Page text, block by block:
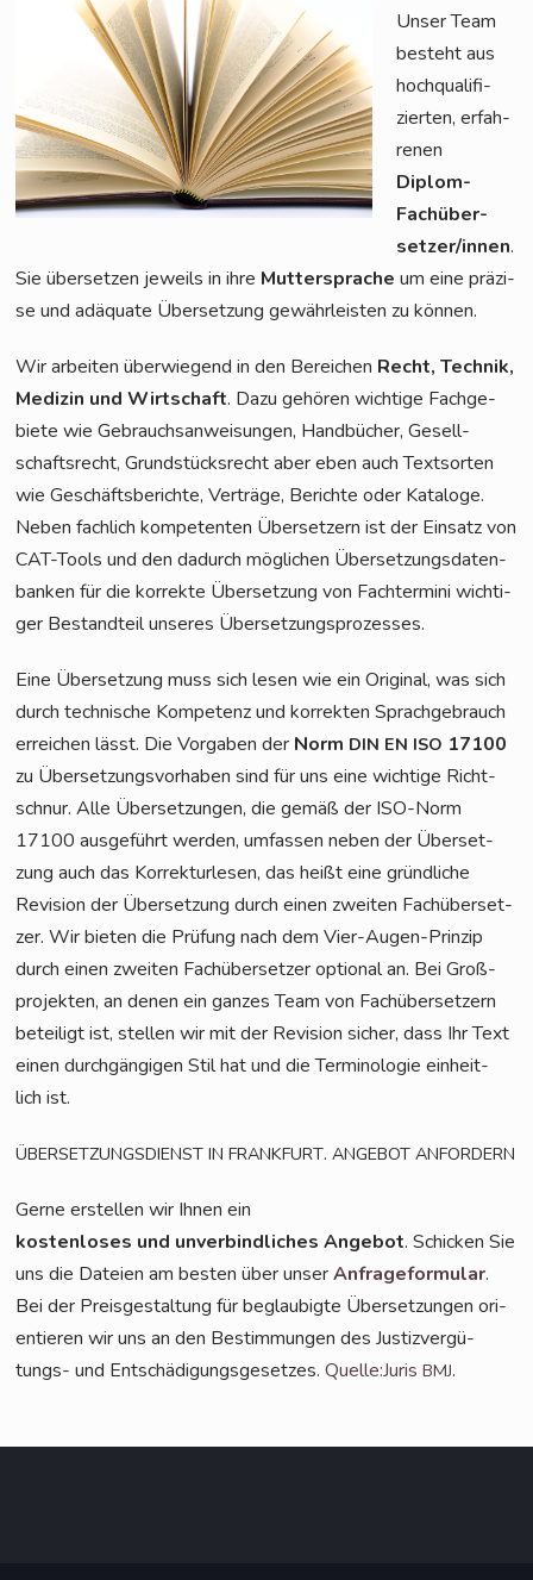
Unser Team
besteht aus
hoch­qua­li­fi­
zier­ten, erfah­
re­nen
Diplom-
Fach­über­
set­zer/in­nen.
Sie über­set­zen jeweils in ihre Mut­ter­spra­che um eine prä­zi­
se und adäqua­te Über­set­zung gewähr­leis­ten zu können.
Wir arbei­ten über­wie­gend in den Berei­chen Recht, Tech­nik,
Medi­zin und Wirt­schaft. Dazu gehö­ren wich­ti­ge Fach­ge­
bie­te wie Gebrauchs­an­wei­sun­gen, Hand­bü­cher, Gesell­
schafts­recht, Grund­stücks­recht aber eben auch Text­sor­ten
wie Geschäfts­be­rich­te, Ver­trä­ge, Berich­te oder Kata­lo­ge.
Neben fach­lich kom­pe­ten­ten Über­set­zern ist der Ein­satz von
CAT-Tools und den dadurch mög­li­chen Über­set­zungs­da­ten­
ban­ken für die kor­rek­te Über­set­zung von Fach­ter­mi­ni wich­ti­
ger Bestand­teil unse­res Übersetzungsprozesses.
Eine Über­set­zung muss sich lesen wie ein Ori­gi­nal, was sich
durch tech­ni­sche Kom­pe­tenz und kor­rek­ten Sprach­ge­brauch
errei­chen lässt. Die Vor­ga­ben der Norm DIN EN ISO 17100
zu Über­set­zungs­vor­ha­ben sind für uns eine wich­ti­ge Richt­
schnur. Alle Über­set­zun­gen, die gemäß der ISO-Norm
17100 aus­ge­führt wer­den, umfas­sen neben der Über­set­
zung auch das Kor­rek­tur­le­sen, das heißt eine gründ­li­che
Revi­si­on der Über­set­zung durch einen zwei­ten Fach­über­set­
zer. Wir bie­ten die Prü­fung nach dem Vier-Augen-Prin­zip
durch einen zwei­ten Fach­über­set­zer optio­nal an. Bei Groß­
pro­jek­ten, an denen ein gan­zes Team von Fach­über­set­zern
betei­ligt ist, stel­len wir mit der Revi­si­on sicher, dass Ihr Text
einen durch­gän­gi­gen Stil hat und die Ter­mi­no­lo­gie ein­heit­
lich ist.
ÜBERSETZUNGSDIENST IN FRANKFURT.ANGEBOT ANFORDERN
Ger­ne erstel­len wir Ihnen ein
kos­ten­lo­ses und unver­bind­li­ches Ange­bot. Schi­cken Sie
uns die Datei­en am bes­ten über unserAnfra­ge­for­mu­lar.
Bei der Preis­ge­stal­tung für beglau­big­te Über­set­zun­gen ori­
en­tie­ren wir uns an den Bestim­mun­gen des Jus­tiz­ver­gü­
tungs- und Ent­schä­di­gungs­ge­set­zes.Quelle:JurisBMJ.